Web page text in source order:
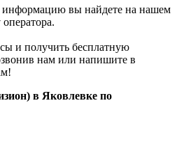
вы найдете на нашем
и получить бесплатную
нам или напишите в
в Яковлевке по